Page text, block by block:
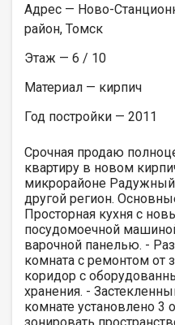
Адрес — Ново-
район, Томск
Этаж — 6 / 10
Материал — кирпич
Год постройки — 2011
Срочная продаю
квартиру в новом
микрорайоне
другой регион.
Просторная кухня с
посудомоечной
варочной панелью. -
комната с ремонтом от
коридор с
хранения. -
комнате установлено 3
зонировать